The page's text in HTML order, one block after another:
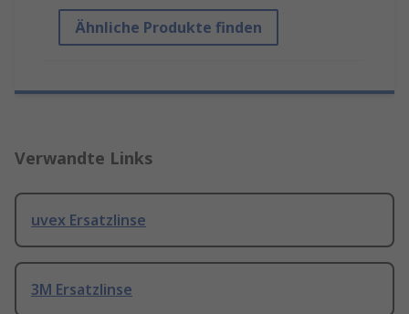
Ähnliche Produkte finden
Verwandte Links
uvex Ersatzlinse
3M Ersatzlinse